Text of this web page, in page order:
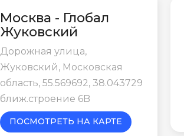
Москва - Глобал
Жуковский
Дорожная улица,
Жуковский, Московская
область, 55.569692, 38.043729
ближ.строение 6B
ПОСМОТРЕТЬ НА КАРТЕ